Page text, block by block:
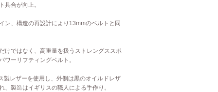
具合が向上。
ン、構造の再設計により13mmのベルトと同
けではなく、高重量を扱うストレングススポ
ワーリフティングベルト。
製レザーを使用し、外側は黒のオイルドレザ
、製造はイギリスの職人による手作り。